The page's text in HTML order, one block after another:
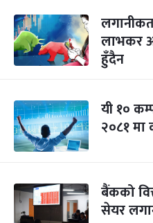
लाभकर
हुँदैन
यी १०
२०८१
बैंकको
सेयर